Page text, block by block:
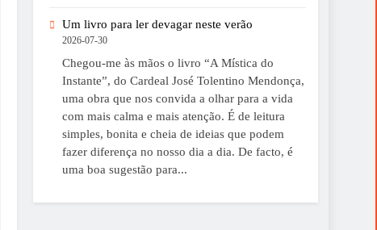
Um livro para ler devagar neste verão
2026-07-30
Chegou-me às mãos o livro “A Mística do
Instante”, do Cardeal José Tolentino Mendonça,
uma obra que nos convida a olhar para a vida
com mais calma e mais atenção. É de leitura
simples, bonita e cheia de ideias que podem
fazer diferença no nosso dia a dia. De facto, é
uma boa sugestão para...